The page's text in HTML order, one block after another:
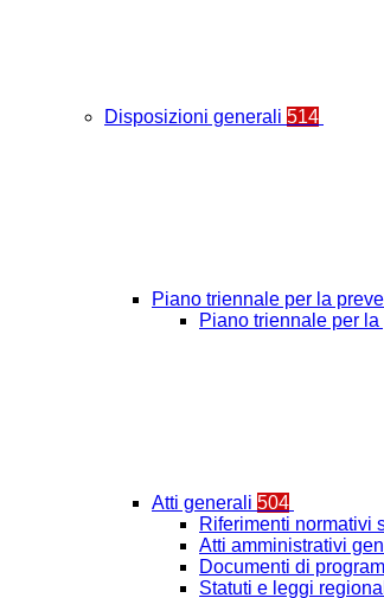
Disposizioni generali 514
Piano triennale per la
Piano triennale per
Atti generali 504
Riferimenti normativi
Atti amministrativi
Documenti di
Statuti e leggi